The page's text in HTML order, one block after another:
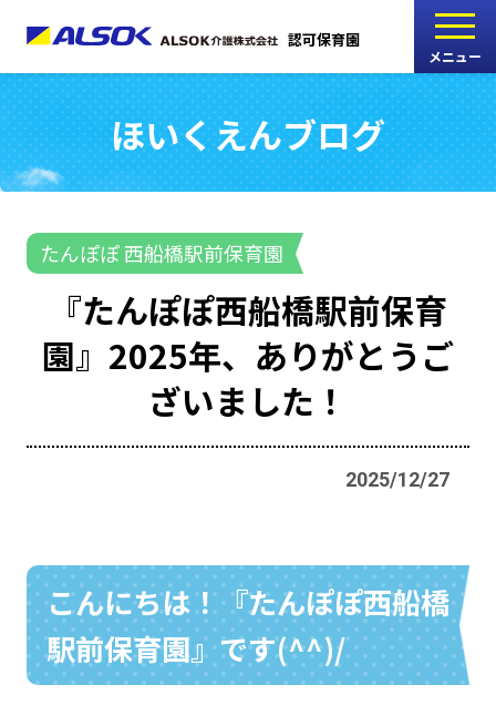
認可保育園
メニュー
こどもの家
志木中宗岡保育園
たんぽぽ
西船橋駅前保育園
たんぽぽ
海神町南保育園
採用情報
048-631-3721 お問い合わせ
ほいくえんブログ
たんぽぽ 西船橋駅前保育園
『たんぽぽ西船橋駅前保育
園』2025年、ありがとうご
ざいました！
2025/12/27
こんにちは！『たんぽぽ西船橋
駅前保育園』です(^^)/